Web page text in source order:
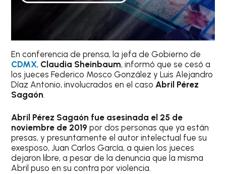
En conferencia de prensa, la jefa de Gobierno de
CDMX, Claudia Sheinbaum, informó que se cesó a
los jueces Federico Mosco González y Luis Alejandro
Díaz Antonio, involucrados en el caso Abril Pérez
Sagaón.
Abril Pérez Sagaón fue asesinada el 25 de
noviembre de 2019por dos personas que ya están
presas, y presuntamente el autor intelectual fue su
exesposo, Juan Carlos García, a quien los jueces
dejaron libre, a pesar de la denuncia que la misma
Abril puso en su contra por violencia.